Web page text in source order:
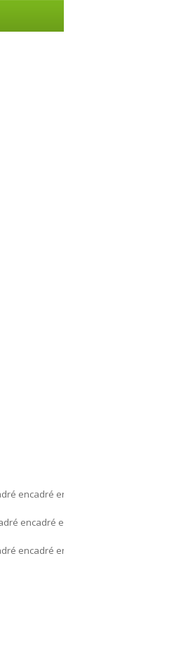
encadré encadré encadré encadré
encadré encadré encadré
encadré encadré encadré